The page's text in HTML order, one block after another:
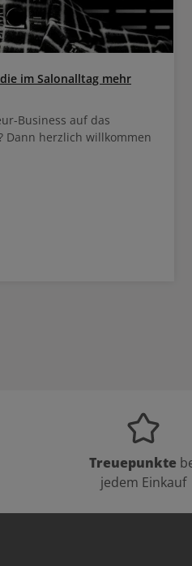
im Salonalltag mehr
Business auf das
Dann herzlich willkommen
Treuepunkte
jedem Einkauf